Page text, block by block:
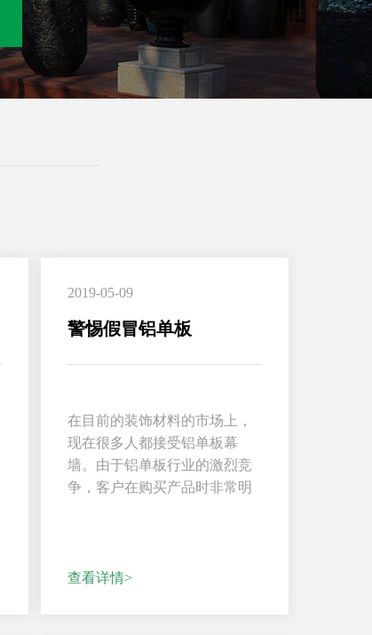
2019-05-09
警惕假冒铝单板
在目前的装饰材料的市场上，
现在很多人都接受铝单板幕
墙。由于铝单板行业的激烈竞
争，客户在购买产品时非常明
查看详情>